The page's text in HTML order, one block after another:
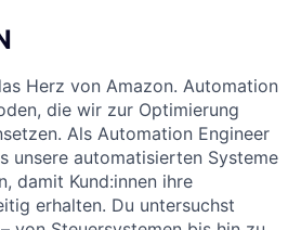
Herz von Amazon. Automation
die wir zur Optimierung
Als Automation Engineer
unsere automatisierten Systeme
damit Kund:innen ihre
erhalten. Du untersuchst